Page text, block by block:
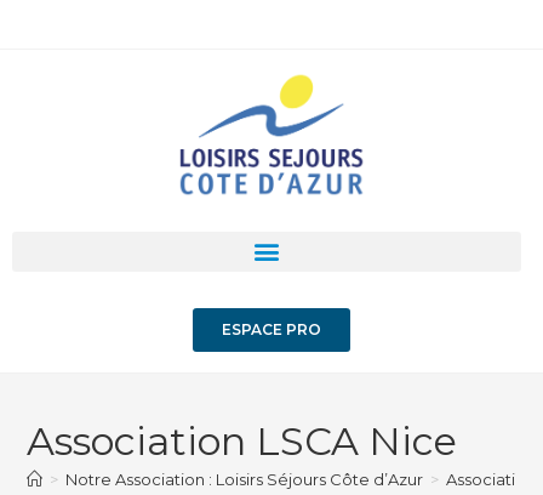
ESPACE PRO
Association LSCA Nice
> Notre Association : Loisirs Séjours Côte d’Azur > Association